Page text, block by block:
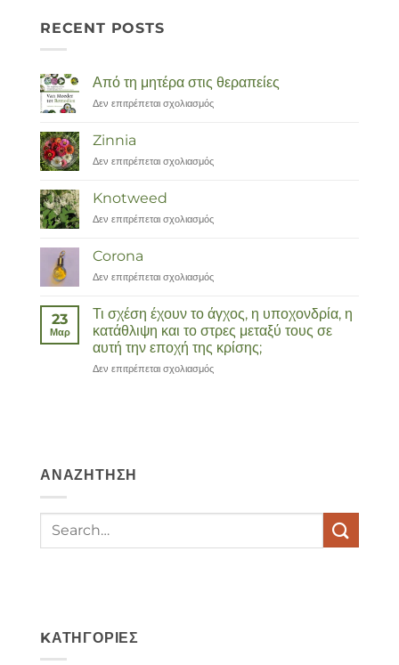
RECENT POSTS
Από τη μητέρα στις θεραπείες
Δεν επιτρέπεται σχολιασμός
Zinnia
Δεν επιτρέπεται σχολιασμός
Knotweed
Δεν επιτρέπεται σχολιασμός
Corona
Δεν επιτρέπεται σχολιασμός
23
Μαρ
Τι σχέση έχουν το άγχος, η υποχονδρία, η
κατάθλιψη και το στρες μεταξύ τους σε
αυτή την εποχή της κρίσης;
Δεν επιτρέπεται σχολιασμός
in
ΑΝΑΖΉΤΗΣΗ
KΑΤΗΓΟΡΊΕΣ